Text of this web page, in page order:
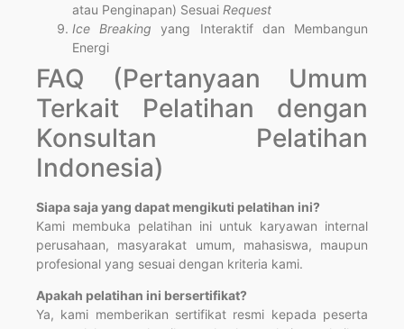
atau Penginapan) Sesuai Request
Ice Breaking yang Interaktif dan Membangun
Energi
FAQ (Pertanyaan Umum
Terkait Pelatihan dengan
Konsultan Pelatihan
Indonesia)
Siapa saja yang dapat mengikuti pelatihan ini?
Kami membuka pelatihan ini untuk karyawan internal
perusahaan, masyarakat umum, mahasiswa, maupun
profesional yang sesuai dengan kriteria kami.
Apakah pelatihan ini bersertifikat?
Ya, kami memberikan sertifikat resmi kepada peserta